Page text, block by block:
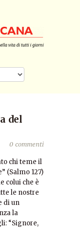
del
0 commenti
chi teme il
(Salmo 127)
colui che è
le nostre
di un
la
“Signore,